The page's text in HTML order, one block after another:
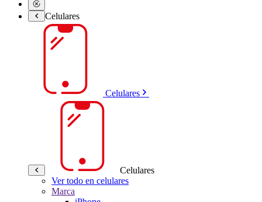
Celulares
Celulares
Celulares
Ver todo en celulares
Marca